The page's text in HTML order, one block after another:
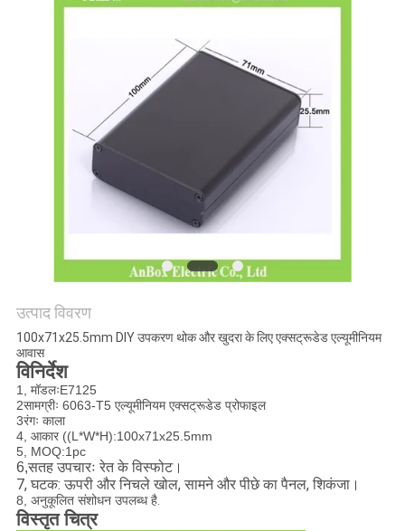
उत्पाद विवरण
100x71x25.5mm DIY उपकरण थोक और खुदरा के लिए एक्सट्रूडेड एल्यूमीनियम
आवास
विनिर्देश
1, मॉडलःE7125
2सामग्रीः 6063-T5 एल्यूमीनियम एक्सट्रूडेड प्रोफाइल
3रंगः काला
4, आकार ((L*W*H):100x71x25.5mm
5, MOQ:1pc
6,सतह उपचारः रेत के विस्फोट।
7, घटक: ऊपरी और निचले खोल, सामने और पीछे का पैनल, शिकंजा।
8, अनुकूलित संशोधन उपलब्ध है.
विस्तृत चित्र